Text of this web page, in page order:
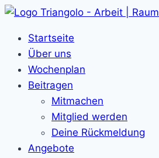
Zum
springenStartseite
Über uns
Wochenplan
Beitragen
Mitmachen
Mitglied werden
Deine Rückmeldung
Angebote